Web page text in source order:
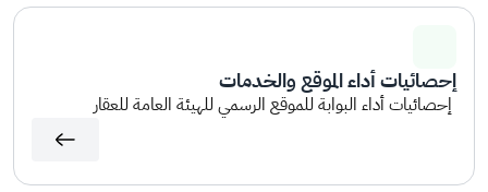
إحصائيات أداء الموقع والخدمات
إحصائيات أداء البوابة للموقع الرسمي للهيئة العامة للعقار